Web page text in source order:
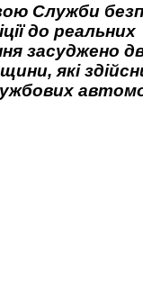
Служби
до реальних
засуджено
які